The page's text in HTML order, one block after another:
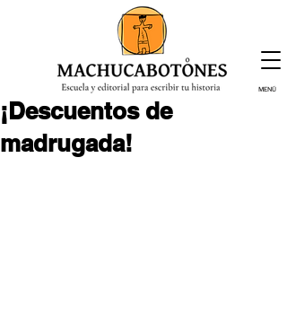
¡Inscríbete hoy!
MENÚ
¡Descuentos de
madrugada!